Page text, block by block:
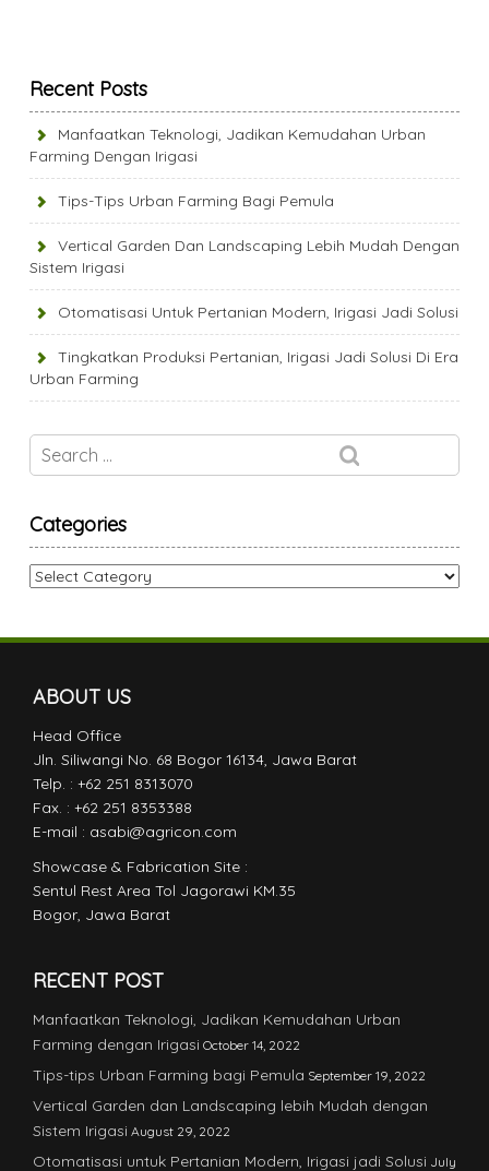
Recent Posts
Manfaatkan Teknologi, Jadikan Kemudahan Urban
Farming Dengan Irigasi
Tips-Tips Urban Farming Bagi Pemula
Vertical Garden Dan Landscaping Lebih Mudah Dengan
Sistem Irigasi
Otomatisasi Untuk Pertanian Modern, Irigasi Jadi Solusi
Tingkatkan Produksi Pertanian, Irigasi Jadi Solusi Di Era
Urban Farming
Categories
Categories
ABOUT US
Head Office
Jln. Siliwangi No. 68 Bogor 16134, Jawa Barat
Telp. : +62 251 8313070
Fax. : +62 251 8353388
E-mail : asabi@agricon.com
Showcase & Fabrication Site :
Sentul Rest Area Tol Jagorawi KM.35
Bogor, Jawa Barat
RECENT POST
Manfaatkan Teknologi, Jadikan Kemudahan Urban
Farming dengan Irigasi October 14, 2022
Tips-tips Urban Farming bagi Pemula September 19, 2022
Vertical Garden dan Landscaping lebih Mudah dengan
Sistem Irigasi August 29, 2022
Otomatisasi untuk Pertanian Modern, Irigasi jadi Solusi July